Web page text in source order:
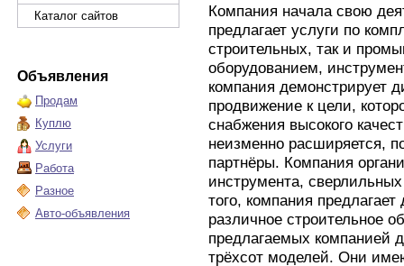
Каталог сайтов
Объявления
Продам
Куплю
Услуги
Работа
Разное
Авто-объявления
Компания начала свою
предлагает услуги по
строительных, так и
оборудованием,
компания демонстрирует
продвижение к цели,
снабжения высокого
неизменно расширяется,
партнёры. Компания
инструмента,
того, компания
различное строительное
предлагаемых компанией
трёхсот моделей. Они